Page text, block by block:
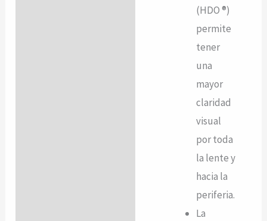
(HDO ®)
permite
tener
una
mayor
claridad
visual
por toda
la lente y
hacia la
periferia.
La